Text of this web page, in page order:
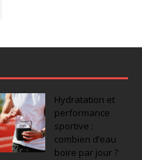
Hydratation et
performance
sportive :
combien d’eau
boire par jour ?